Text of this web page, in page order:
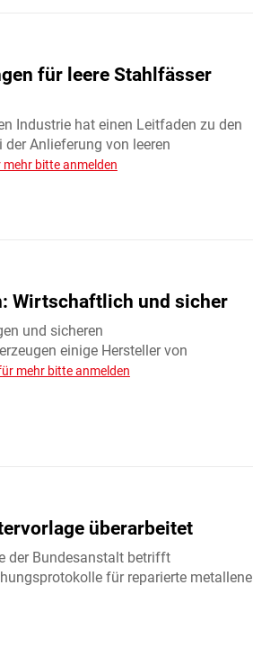
für leere Stahlfässer
Industrie hat einen Leitfaden zu den
Anlieferung von leeren
mehr bitte anmelden
Wirtschaftlich und sicher‌
und sicheren
einige Hersteller von
mehr bitte anmelden
überarbeitet
der Bundesanstalt betrifft
für reparierte metallene